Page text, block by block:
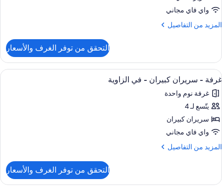
الخاصة
بحوض
سرير
ملكي
الزاوية
واي فاي مجاني
المزيد من التفاصيل
المزيد
غرفة
سرير
ملكي
في
التحقق من توفر الغرف والأسعار
استعراض
جميع
صور
غرفة
-
سريران
كبيران
الزاوية
أغطية فراش متميزة وخزنة داخل الغرفة
6
غرفة - سريران كبيران - في الزاوية
غرفة نوم واحدة
يتّسع لـ 4
سريران كبيران
واي فاي مجاني
المزيد من التفاصيل
المزيد
غرفة
التحقق من توفر الغرف والأسعار